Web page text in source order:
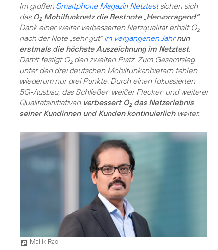
Im großen Smartphone Magazin Netztestsichert sich
das O2Mobilfunknetz die Bestnote „Hervorragend“.
Dank einer weiter verbesserten Netzqualität erhält O2
nach der Note „sehr gut“im vergangenen Jahr nun
erstmals die höchste Auszeichnung im Netztest.
Damit festigt O2den zweiten Platz. Zum Gesamtsieg
unter den drei deutschen Mobilfunkanbietern fehlen
wiederum nur drei Punkte. Durch einen fokussierten
5G-Ausbau, das Schließen weißer Flecken und weiterer
Qualitätsinitiativen verbessert O2das Netzerlebnis
seiner Kundinnen und Kunden kontinuierlichweiter.
Mallik Rao